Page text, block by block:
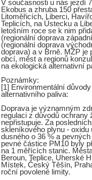
V současnosti u nás jezdí
Ekobus a zhruba 150
Litoměřicích, Liberci,
Teplicích, na Ústecku a
letošním roce se k nim
(regionální doprava
(regionální doprava
doprava) a v Brně. MŽP je
obcí, měst a regionů
na ekologická alternativní
Poznámky:
[1] Environmentální
alternativního paliva:
Doprava je významným
regulaci z důvodů
nepřistupuje. Za
skleníkového plynu - oxidu
dusného o 36 % a
pevné částice PM10 byly
na 1 měřících stanic.
Beroun, Teplice, Uherské
Místek, Český Těšín,
roční povolené limity.